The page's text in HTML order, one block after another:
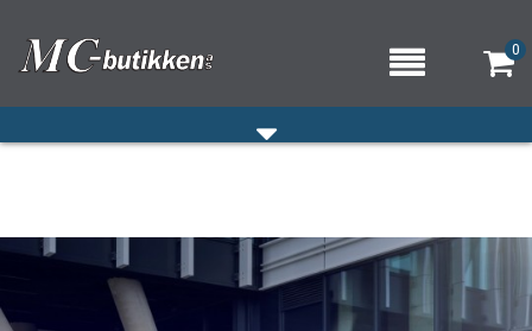
0
HJEM
VERKSTED
OM OSS/ÅPNINGSTIDER